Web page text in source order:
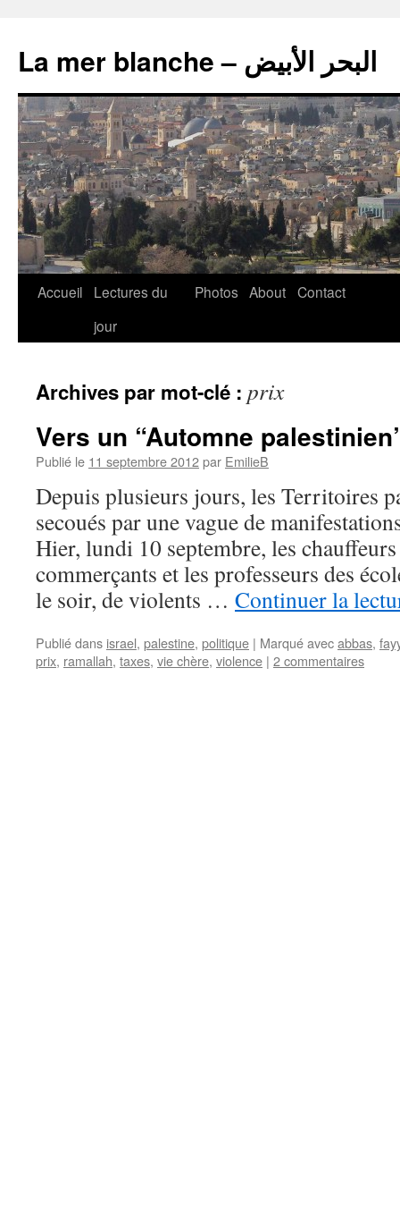
La mer blanche – البحر الأبيض
Accueil
Lectures du
jour
Photos About Contact
Archives par mot-clé : prix
Vers un “Automne
Publié le 11 septembre 2012par EmilieB
Depuis plusieurs jours, les Territoires
secoués par une vague de
Hier, lundi 10 septembre, les
commerçants et les professeurs des
le soir, de violents … Continuer la
Publié dans israel, palestine, politique | Marqué avecabbas,
prix, ramallah, taxes, vie chère, violence | 2 commentaires